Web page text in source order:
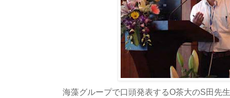
海藻グループで口頭発表するO茶大のS田先